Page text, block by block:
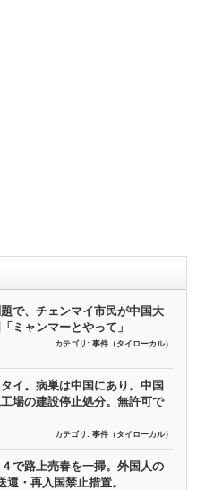
で、チェンマイ市民が中国大
ミャンマーとやって」
カテゴリ: 事件（タイローカル）
タイ。病巣は中国にあり。中国
場の建設停止処分。無許可で
カテゴリ: 事件（タイローカル）
で路上売春を一掃。外国人の
・再入国禁止措置。